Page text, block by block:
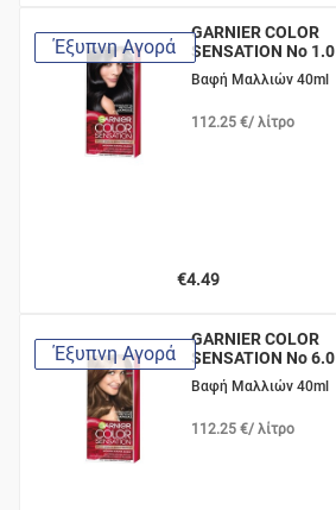
Έξυπνη Αγορά
GARNIER COLOR
SENSATION Νο 1.0
Μαύρο
Βαφή Μαλλιών 40ml
112.25 €/ λίτρο
€4.49
Έξυπνη Αγορά
GARNIER COLOR
SENSATION Νο 6.0
Ξανθό Σκούρο
Βαφή Μαλλιών 40ml
112.25 €/ λίτρο